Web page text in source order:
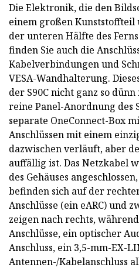
Die Elektronik, die den
einem großen Kunststoffteil
der unteren Hälfte des
finden Sie auch die
Kabelverbindungen und
VESA-Wandhalterung.
der S90C nicht ganz so
reine Panel-Anordnung des
separate OneConnect-Box
Anschlüssen mit einem
dazwischen verläuft, aber
auffällig ist. Das Netzkabel
des Gehäuses
befinden sich auf der
Anschlüsse (ein eARC) und
zeigen nach rechts,
Anschlüsse, ein optischer
Anschluss, ein 3,5-mm-EX-
Antennen-/Kabelanschluss